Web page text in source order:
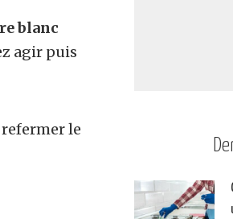
blanc
agir puis
le